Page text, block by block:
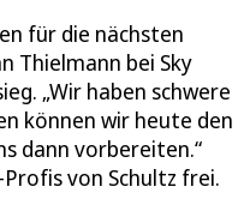
für die nächsten
Thielmann bei Sky
„Wir haben schwere
können wir heute den
dann vorbereiten.“
von Schultz frei.